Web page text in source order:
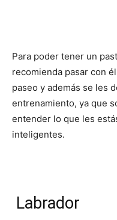
Para poder tener un
recomienda pasar con
paseo y además se les
entrenamiento, ya que
entender lo que les
inteligentes.
Labrador